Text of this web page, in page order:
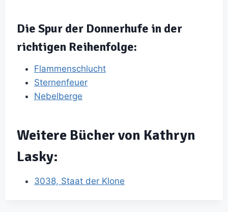
Die Spur der Donnerhufe in der
richtigen Reihenfolge:
Flammenschlucht
Sternenfeuer
Nebelberge
Weitere Bücher von Kathryn
Lasky:
3038, Staat der Klone